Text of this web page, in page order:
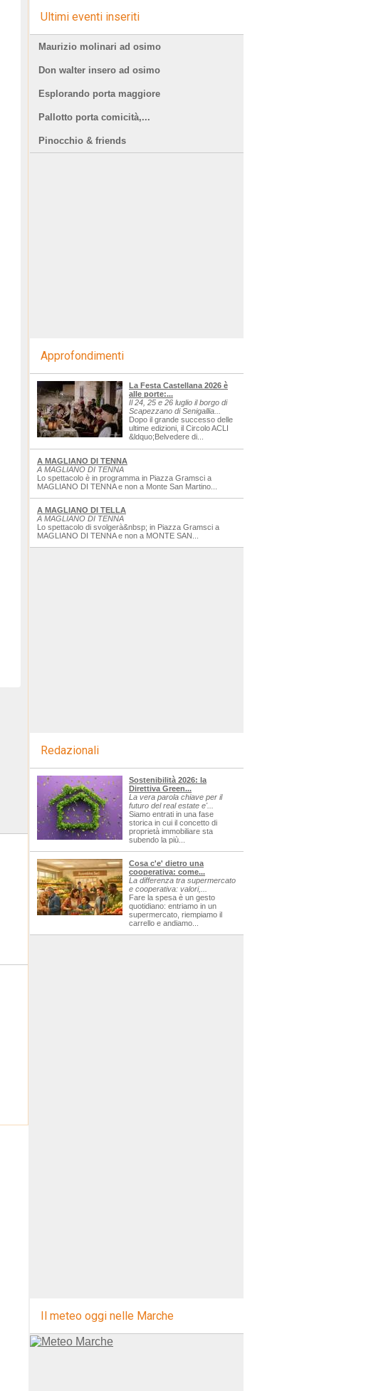
Ultimi eventi inseriti
Maurizio molinari ad osimo
Don walter insero ad osimo
Esplorando porta maggiore
Pallotto porta comicità,...
Pinocchio & friends
Approfondimenti
La Festa Castellana 2026 è
alle porte:...
Il 24, 25 e 26 luglio il borgo di
Scapezzano di Senigallia...
Dopo il grande successo delle
ultime edizioni, il Circolo ACLI
&ldquo;Belvedere di...
A MAGLIANO DI TENNA
A MAGLIANO DI TENNA
Lo spettacolo è in programma in Piazza Gramsci a
MAGLIANO DI TENNA e non a Monte San Martino...
A MAGLIANO DI TELLA
A MAGLIANO DI TENNA
Lo spettacolo di svolgerà&nbsp; in Piazza Gramsci a
MAGLIANO DI TENNA e non a MONTE SAN...
Redazionali
Sostenibilità 2026: la
Direttiva Green...
La vera parola chiave per il
futuro del real estate e'...
Siamo entrati in una fase
storica in cui il concetto di
proprietà immobiliare sta
subendo la più...
Cosa c'e' dietro una
cooperativa: come...
La differenza tra supermercato
e cooperativa: valori,...
Fare la spesa è un gesto
quotidiano: entriamo in un
supermercato, riempiamo il
carrello e andiamo...
Il meteo oggi nelle Marche